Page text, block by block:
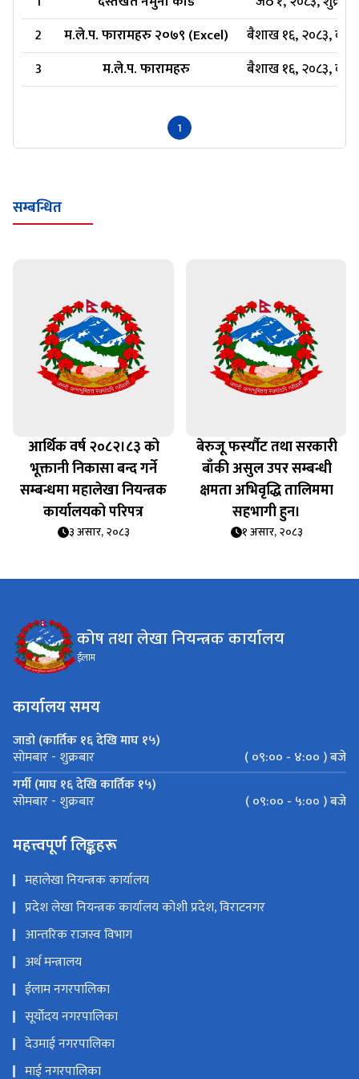
2
म.ले.प. फारामहरु २०७९ (Excel)
बैशाख १६, २०८३,
3
म.ले.प. फारामहरु बैशाख १६, २०८३,
1
सम्बन्धित
आर्थिक वर्ष २०८२।८३ को
भूक्तानी निकासा बन्द गर्ने
सम्बन्धमा महालेखा नियन्त्रक
कार्यालयको परिपत्र
३ असार, २०८३
बेरुजू फर्स्यौट तथा सरकारी
बाँकी असुल उपर सम्बन्धी
क्षमता अभिवृद्धि तालिममा
सहभागी हुन।
१ असार, २०८३
कोष तथा लेखा नियन्त्रक कार्यालय
ईलाम
कार्यालय समय
जाडो (कार्तिक १६ देखि माघ १५)
सोमबार - शुक्रबार
( ०९:०० - ४:०० ) बजे
गर्मी (माघ १६ देखि कार्तिक १५)
सोमबार - शुक्रबार ( ०९:०० - ५:०० ) बजे
महत्त्वपूर्ण लिङ्कहरू
महालेखा नियन्त्रक कार्यालय
प्रदेश लेखा नियन्त्रक कार्यालय कोशी प्रदेश, विराटनगर
आन्तरिक राजस्व विभाग
अर्थ मन्त्रालय
ईलाम नगरपालिका
सूर्योदय नगरपालिका
देउमाई नगरपालिका
माई नगरपालिका